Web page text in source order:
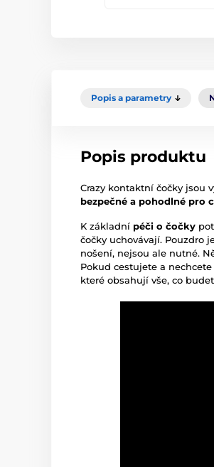
Popis a parametry
Popis produktu
Crazy kontaktní čočky jsou
bezpečné a pohodlné pro
K základní péči o čočky
čočky uchovávají. Pouzdro
nošení, nejsou ale nutné.
Pokud cestujete a
které obsahují vše, co